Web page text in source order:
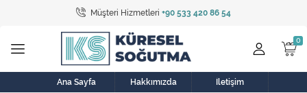
Müşteri Hizmetleri +90 533 420 86 54
Tüm Kategoriler
Bulaşık Makinesi
Buzdolabı
Ana Sayfa Hakkımızda İletişim